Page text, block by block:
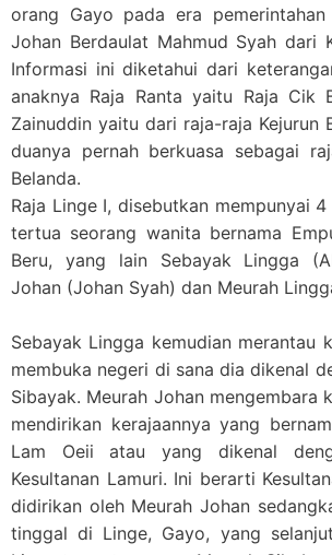
orang Gayo pada era pemerintahan
Johan Berdaulat Mahmud Syah dari
Informasi ini diketahui dari
anaknya Raja Ranta yaitu Raja Cik
Zainuddin yaitu dari raja-raja Kejurun
duanya pernah berkuasa sebagai
Belanda.
Raja Linge I, disebutkan mempunyai
tertua seorang wanita bernama
Beru, yang lain Sebayak Lingga
Johan (Johan Syah) dan Meurah
Sebayak Lingga kemudian merantau
membuka negeri di sana dia dikenal
Sibayak. Meurah Johan mengembara
mendirikan kerajaannya yang
Lam Oeii atau yang dikenal
Kesultanan Lamuri. Ini berarti
didirikan oleh Meurah Johan
tinggal di Linge, Gayo, yang